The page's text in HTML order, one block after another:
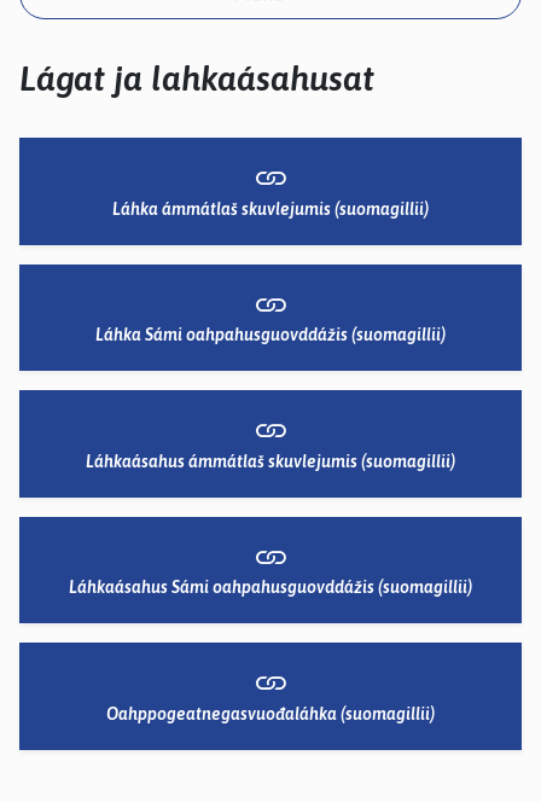
pyyhkäisyliikkeitä.
Lágat ja lahkaásahusat
Láhka ámmátlaš skuvlejumis (suomagillii)
Láhka Sámi oahpahusguovddážis (suomagillii)
Láhkaásahus ámmátlaš skuvlejumis (suomagillii)
Láhkaásahus Sámi oahpahusguovddážis (suomagillii)
Oahppogeatnegasvuođaláhka (suomagillii)